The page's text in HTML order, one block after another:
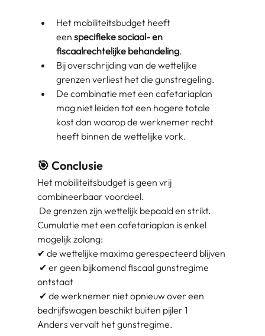
Het mobiliteitsbudget heeft
een specifieke sociaal- en
fiscaalrechtelijke behandeling.
Bij overschrijding van de wettelijke
grenzen verliest het die gunstregeling.
De combinatie met een cafetariaplan
mag niet leiden tot een hogere totale
kost dan waarop de werknemer recht
heeft binnen de wettelijke vork.
🎯 Conclusie
Het mobiliteitsbudget is geen vrij
combineerbaar voordeel.
De grenzen zijn wettelijk bepaald en strikt.
Cumulatie met een cafetariaplan is enkel
mogelijk zolang:
✔ de wettelijke maxima gerespecteerd blijven
✔ er geen bijkomend fiscaal gunstregime
ontstaat
✔ de werknemer niet opnieuw over een
bedrijfswagen beschikt buiten pijler 1
Anders vervalt het gunstregime.